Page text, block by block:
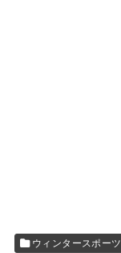
ウィンタースポーツ